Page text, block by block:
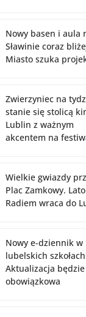
Nowy basen i aula
Sławinie coraz
Miasto szuka
Zwierzyniec na
stanie się stolicą
Lublin z ważnym
akcentem na
Wielkie gwiazdy
Plac Zamkowy.
Radiem wraca do
Nowy e-dziennik w
lubelskich
Aktualizacja będzie
obowiązkowa